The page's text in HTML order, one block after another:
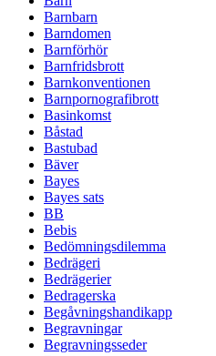
Barnbarn
Barndomen
Barnförhör
Barnfridsbrott
Barnkonventionen
Barnpornografibrott
Basinkomst
Båstad
Bastubad
Bäver
Bayes
Bayes sats
BB
Bebis
Bedömningsdilemma
Bedrägeri
Bedrägerier
Bedragerska
Begåvningshandikapp
Begravningar
Begravningsseder